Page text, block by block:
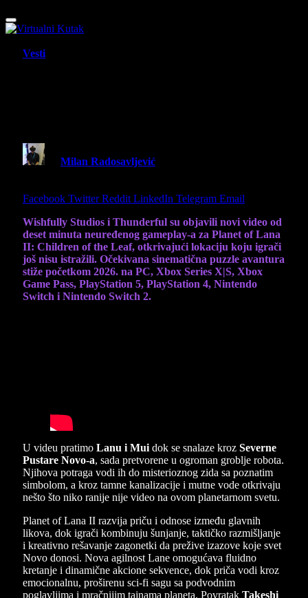
Vesti
Milan Radosavljević
Facebook Twitter Reddit LinkedIn Telegram Email
Wishfully Studios i Thunderful su objavili novi video od
deset minuta neuređenog gameplay-a za Planet of Lana
II: Children of the Leaf, otkrivajući lokaciju koju igrači
još nisu istražili. Očekivana sinematična puzzle avantura
stiže početkom 2026. na PC, Xbox Series X|S, Xbox
Game Pass, PlayStation 5, PlayStation 4, Nintendo
Switch i Nintendo Switch 2.
U videu pratimo Lanu i Mui dok se snalaze kroz Severne
Pustare Novo-a, sada pretvorene u ogroman groblje robota.
Njihova potraga vodi ih do misterioznog zida sa poznatim
simbolom, a kroz tamne kanalizacije i mutne vode otkrivaju
nešto što niko ranije nije video na ovom planetarnom svetu.
Planet of Lana II razvija priču i odnose između glavnih
likova, dok igrači kombinuju šunjanje, taktičko razmišljanje
i kreativno rešavanje zagonetki da prežive izazove koje svet
Novo donosi. Nova agilnost Lane omogućava fluidno
kretanje i dinamične akcione sekvence, dok priča vodi kroz
emocionalnu, proširenu sci-fi sagu sa podvodnim
poglavljima i mračnijim tajnama planeta. Povratak Takeshi